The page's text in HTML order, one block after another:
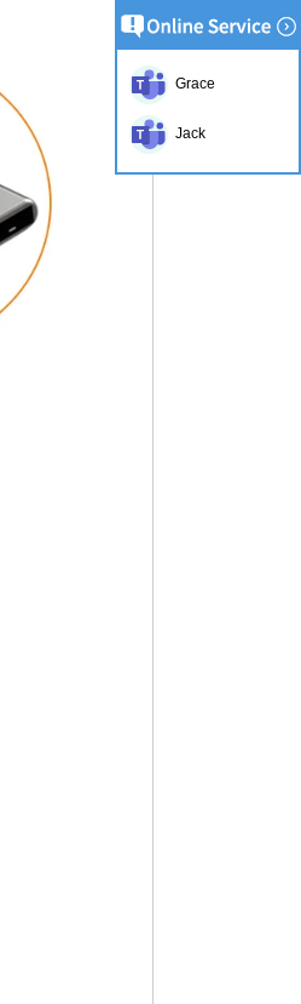
Grace
Jack